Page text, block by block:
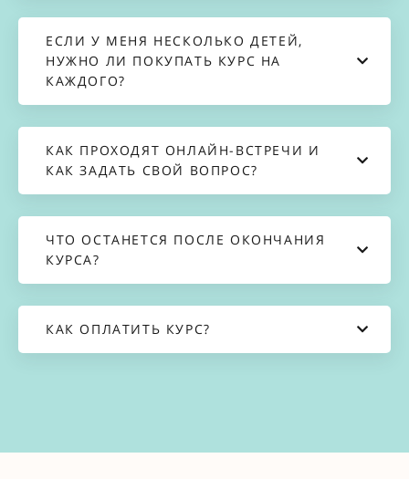
ЕСЛИ У МЕНЯ НЕСКОЛЬКО ДЕТЕЙ,
НУЖНО ЛИ ПОКУПАТЬ КУРС НА
КАЖДОГО?
КАК ПРОХОДЯТ ОНЛАЙН-ВСТРЕЧИ И
КАК ЗАДАТЬ СВОЙ ВОПРОС?
ЧТО ОСТАНЕТСЯ ПОСЛЕ ОКОНЧАНИЯ
КУРСА?
КАК ОПЛАТИТЬ КУРС?